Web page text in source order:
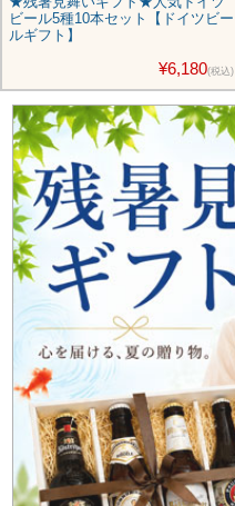
ル 500ml×6種6本+専用コースター
6枚セット【即日配送】
¥5,180(税込)